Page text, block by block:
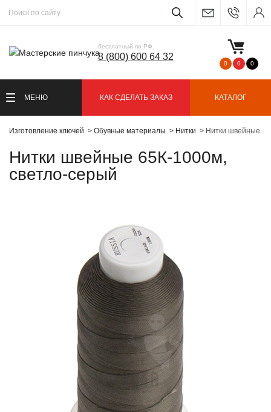
бесплатный по РФ
8 (800) 600 64 32
0 0 0
МЕНЮ КАК СДЕЛАТЬ ЗАКАЗ КАТАЛОГ
Изготовление ключей Обувные материалы Нитки Нитки швейные
Нитки швейные 65К-1000м,
светло-серый